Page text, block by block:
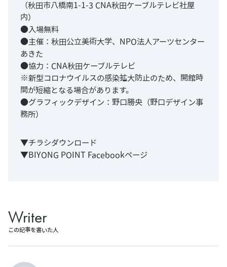
（秋田市八橋南1-1-3 CNA秋田ケーブルテレビ社屋
内）
●入場無料
●主催：秋田公立美術大学、NPO法人アーツセンター
あきた
●協力：CNA秋田ケーブルテレビ
※新型コロナウイルスの感染拡大防止のため、開館時
間が短縮となる場合があります。
●グラフィックデザイン：野口勝央（野口デザイン事
務所）
▼チラシダウンロード
▼BIYONG POINT Facebookページ
Writer
この記事を書いた人